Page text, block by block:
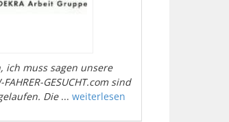
ich muss sagen unsere
GESUCHT.com sind
Die... weiterlesen